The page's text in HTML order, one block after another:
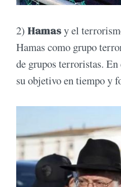
2) Hamasy el
Hamas como grupo
de grupos terroristas.
su objetivo en tiempo y